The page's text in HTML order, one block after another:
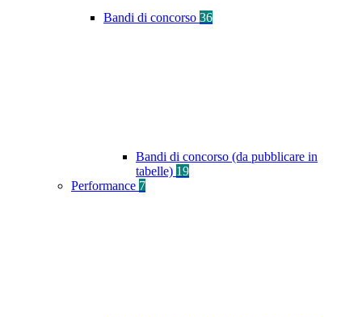
Bandi di concorso 36
Bandi di concorso (da pubblicare in
tabelle) 19
Performance 7